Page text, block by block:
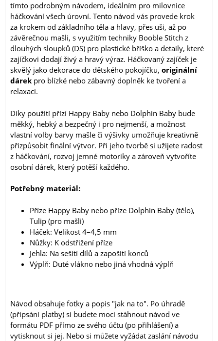
tímto podrobným návodem, ideálním pro milovnice
háčkování všech úrovní. Tento návod vás provede krok
za krokem od základního těla a hlavy, přes uši, až po
závěrečnou mašli, s využitím techniky Booble Stitch z
dlouhých sloupků (DS) pro plastické bříško a detaily, které
zajíčkovi dodají živý a hravý výraz. Háčkovaný zajíček je
skvělý jako dekorace do dětského pokojíčku, originální
dárek pro blízké nebo zábavný doplněk ke tvoření a
relaxaci.
Díky použití přízí Happy Baby nebo Dolphin Baby bude
měkký, hebký a bezpečný i pro nejmenší, a možnost
vlastní volby barvy mašle či výšivky umožňuje kreativně
přizpůsobit finální výtvor. Při jeho tvorbě si užijete radost
z háčkování, rozvoj jemné motoriky a zároveň vytvoříte
osobní dárek, který potěší každého.
Potřebný materiál:
Příze Happy Baby nebo příze Dolphin Baby (tělo),
Tulip (pro mašli)
Háček: Velikost 4–4,5 mm
Nůžky: K odstřižení příze
Jehla: Na sešití dílů a zapošití konců
Výplň: Duté vlákno nebo jiná vhodná výplň
Návod obsahuje fotky a popis "jak na to". Po úhradě
(připsání platby) si budete moci stáhnout návod ve
formátu PDF přímo ze svého účtu (po přihlášení) a
vytisknout si jej. Nebo si můžete vyžádat zaslání návodu